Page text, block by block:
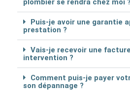
plombier se rendra chez moi ?
Puis-je avoir une garantie
prestation ?
Vais-je recevoir une
intervention ?
Comment puis-je payer
son dépannage ?